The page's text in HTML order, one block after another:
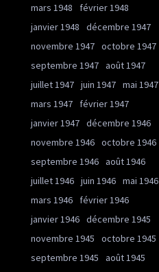
mars 1948
février 1948
janvier 1948
décembre 1947
novembre 1947 octobre 1947
septembre 1947 août 1947
juillet 1947 juin 1947 mai 1947
mars 1947
février 1947
janvier 1947 décembre 1946
novembre 1946 octobre 1946
septembre 1946 août 1946
juillet 1946 juin 1946 mai 1946
mars 1946
février 1946
janvier 1946 décembre 1945
novembre 1945
octobre 1945
septembre 1945
août 1945